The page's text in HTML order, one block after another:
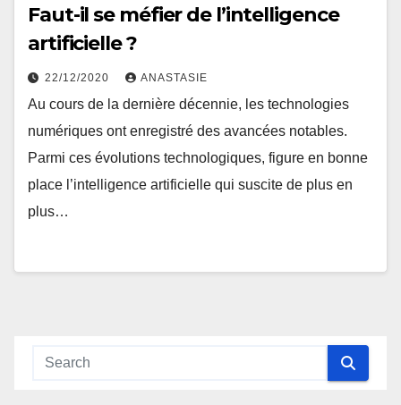
Faut-il se méfier de l’intelligence
artificielle ?
22/12/2020 ANASTASIE
Au cours de la dernière décennie, les technologies
numériques ont enregistré des avancées notables.
Parmi ces évolutions technologiques, figure en bonne
place l’intelligence artificielle qui suscite de plus en
plus…